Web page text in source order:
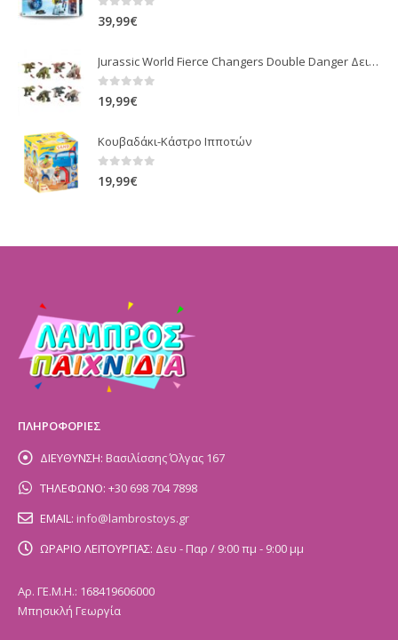
0 out of 5
39,99€
Jurassic World Fierce Changers Double Danger Δεινόσαυρος που Μεταμορφώνεται 2 σε 1 - 4 Σχέδια (HLP05)
0 out of 5
19,99€
Κουβαδάκι-Κάστρο Ιπποτών
0 out of 5
19,99€
ΠΛΗΡΟΦΟΡΙΕΣ
ΔΙΕΥΘΥΝΣΗ: Βασιλίσσης Όλγας 167
ΤΗΛΕΦΩΝΟ: +30 698 704 7898
EMAIL: info@lambrostoys.gr
ΩΡΑΡΙΟ ΛΕΙΤΟΥΡΓΙΑΣ: Δευ - Παρ / 9:00 πμ - 9:00 μμ
Αρ. ΓΕ.Μ.Η.: 168419606000
Μπησικλή Γεωργία